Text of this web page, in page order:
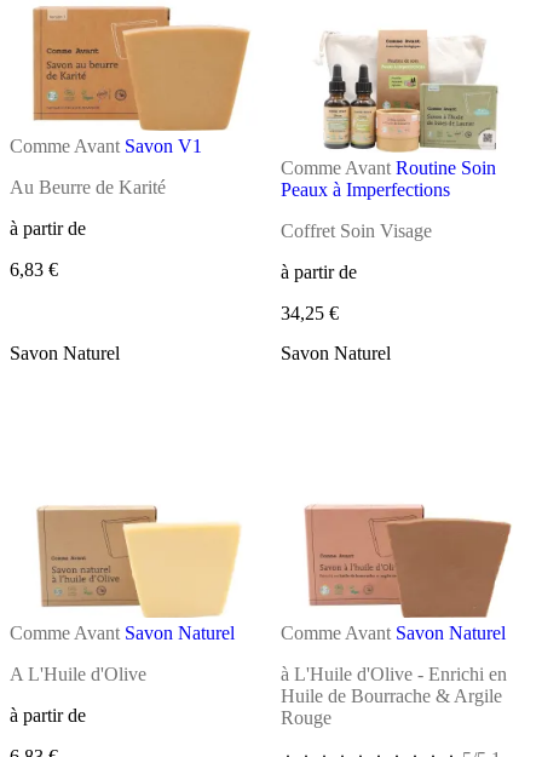
Comme Avant Savon V1
Au Beurre de Karité
à partir de
6,83 €
Comme Avant Routine Soin
Peaux à Imperfections
Coffret Soin Visage
à partir de
34,25 €
Savon Naturel
Comme Avant Savon Naturel
A L'Huile d'Olive
à partir de
Savon Naturel
Comme Avant Savon Naturel
à L'Huile d'Olive - Enrichi en
Huile de Bourrache & Argile
Rouge